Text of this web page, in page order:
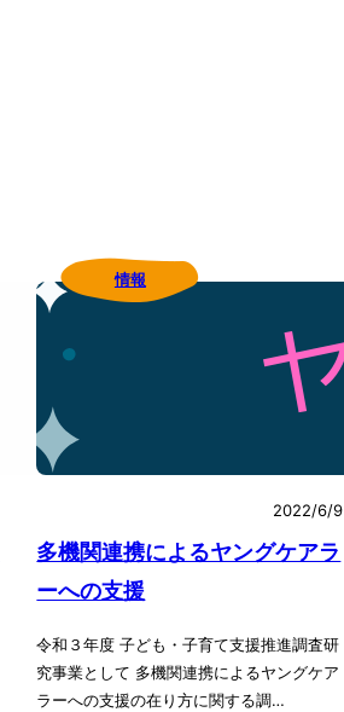
情報
2022/6/9
多機関連携によるヤングケアラ
ーへの支援
令和３年度 子ども・子育て支援推進調査研
究事業として 多機関連携によるヤングケア
ラーへの支援の在り方に関する調…